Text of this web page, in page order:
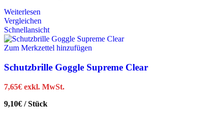
Weiterlesen
Vergleichen
Schnellansicht
Zum Merkzettel hinzufügen
Schutzbrille Goggle Supreme Clear
7,65€ exkl. MwSt.
9,10€ /Stück